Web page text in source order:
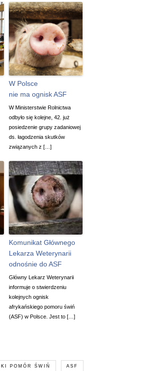
W Polsce
nie ma ognisk ASF
W Ministerstwie Rolnictwa
odbyło się kolejne, 42. już
posiedzenie grupy zadaniowej
ds. łagodzenia skutków
związanych z […]
Komunikat Głównego
Lekarza Weterynarii
odnośnie do ASF
Główny Lekarz Weterynarii
informuje o stwierdzeniu
kolejnych ognisk
afrykańskiego pomoru świń
(ASF) w Polsce. Jest to […]
POMÓR ŚWIŃ ASF